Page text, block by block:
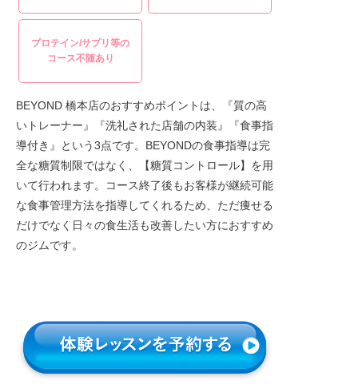
プロテイン/サプリ等の
コース不随あり
BEYOND 橋本店のおすすめポイントは、『質の高
いトレーナー』『洗礼された店舗の内装』『食事指
導付き』という3点です。BEYONDの食事指導は完
全な糖質制限ではなく、【糖質コントロール】を用
いて行われます。コース終了後もお客様が継続可能
な食事管理方法を指導してくれるため、ただ痩せる
だけでなく日々の食生活も改善したい方におすすめ
のジムです。